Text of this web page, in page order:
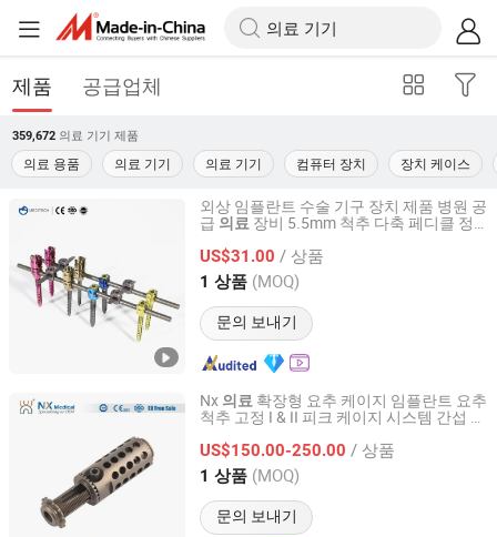
제품 공급업체
359,672 의료 기기 제품
의료 용품 의료 기기 의료 기기 컴퓨터 장치 장치 케이스
외상 임플란트 수술 기구 장치 제품 병원 공
급 의료 장비 5.5mm 척추 다축 페디클 정
US$31.00 / 상품
1 상품 (MOQ)
문의 보내기
CHANGZHOU MEDITECH TECHNOLOGY CO., LTD.
Jiangsu, China 이후 2021
Nx 의료 확장형 요추 케이지 임플란트 요추
척추 고정 I & II 피크 케이지 시스템 간섭 융
US$150.00-250.00 / 상품
1 상품 (MOQ)
문의 보내기
Changzhou Nanxiang Medical Device Co., Ltd
Jiangsu, China 이후 2025